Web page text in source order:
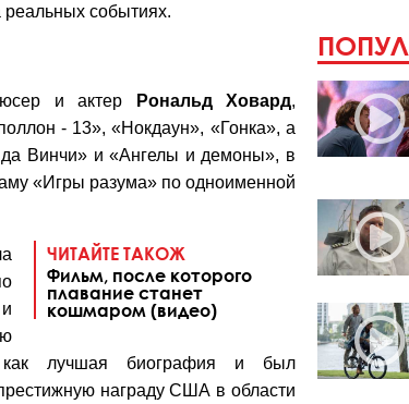
событиях.
и актер Рональд Ховард,
- 13», «Нокдаун», «Гонка», а
Винчи» и «Ангелы и демоны», в
«Игры разума» по одноименной
ЧИТАЙТЕ ТАКОЖ
Фильм, после которого
плавание станет
кошмаром (видео)
как лучшая биография и был
награду США в области